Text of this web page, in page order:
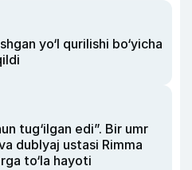
yo‘l qurilishi bo‘yicha
tug‘ilgan edi”. Bir umr
dublyaj ustasi Rimma
to‘la hayoti